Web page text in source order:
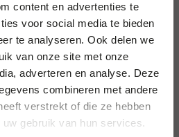
content en advertenties te
voor social media te bieden
te analyseren. Ook delen we
van onze site met onze
adverteren en analyse. Deze
combineren met andere
verstrekt of die ze hebben
gebruik van hun services.